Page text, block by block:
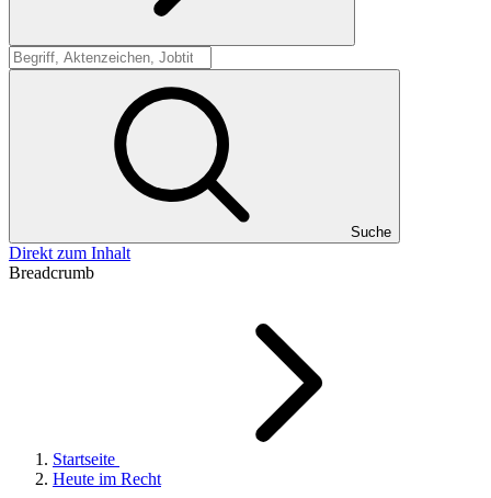
Suche
Suche
Direkt zum Inhalt
Breadcrumb
Startseite
Heute im Recht